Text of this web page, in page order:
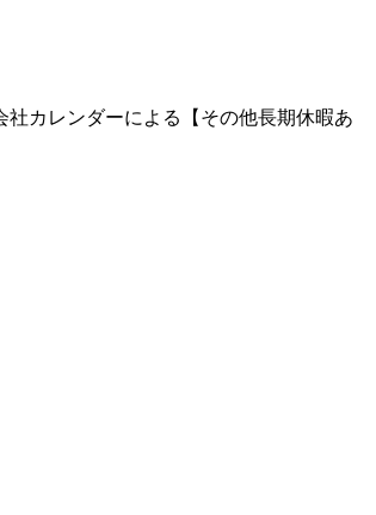
カレンダーによる【その他長期休暇あ